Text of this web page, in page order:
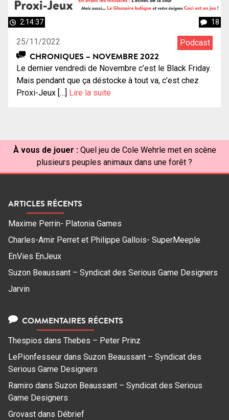
2:14:37 18
25/11/2022 Podcast
CHRONIQUES – NOVEMBRE 2022
Le dernier vendredi de Novembre c’est le Black Friday.
Mais pendant que ça déstocke à tout va, c’est chez
Proxi-Jeux […] Lire la suite
À vous de jouer : Quel jeu de Cole Wehrle met en scène
plusieurs peuples animaux dans une forêt ?
ARTICLES RÉCENTS
Maxime Perrin- Platonia Games
Charles-Amir Perret et Philippe Gallois- SuperMeeple
EnVies EnJeux
Suzon Beaussant – Syndicat des Serious Game Designers
Jarvin
COMMENTAIRES RÉCENTS
Thespios dans Thebes – Peter Prinz
LePionfesseur dans Suzon Beaussant – Syndicat des
Serious Game Designers
Ramiro dans Suzon Beaussant – Syndicat des Serious
Game Designers
Grovast dans Débrief